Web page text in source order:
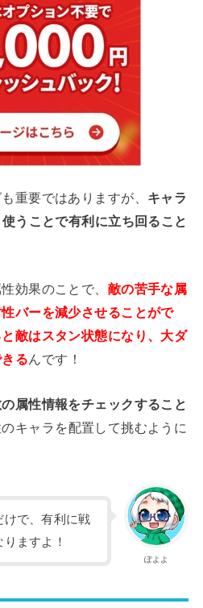
重要ではありますが、 キャラ
うことで有利に立ち回ること
効果のことで、 敵の苦手な属
バーを減少させることがで
敵はスタン状態になり、大ダ
るんです！
属性情報をチェックすること
キャラを配置して挑むように
ぽよよ
けで、有利に戦
ますよ！